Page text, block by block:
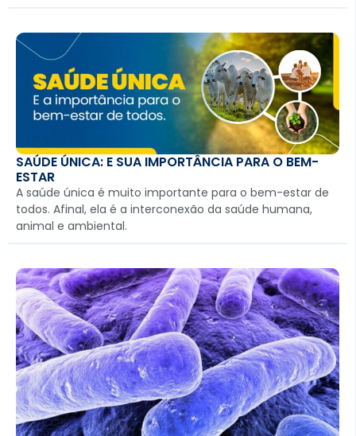
SAÚDE ÚNICA: E SUA IMPORTÂNCIA PARA O BEM-
ESTAR
A saúde única é muito importante para o bem-estar de
todos. Afinal, ela é a interconexão da saúde humana,
animal e ambiental.